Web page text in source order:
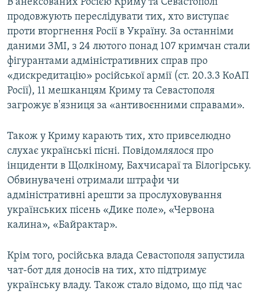
В анексованих Росією Криму та Севастополі
продовжують переслідувати тих, хто виступає
проти вторгнення Росії в Україну. За останніми
даними ЗМІ, з 24 лютого понад 107 кримчан стали
фігурантами адміністративних справ про
«дискредитацію» російської армії (ст. 20.3.3 КоАП
Росії), 11 мешканцям Криму та Севастополя
загрожує в'язниця за «антивоєнними справами».
Також у Криму карають тих, хто привселюдно
слухає українські пісні. Повідомлялося про
інциденти в Щолкіному, Бахчисараї та Білогірську.
Обвинувачені отримали штрафи чи
адміністративні арешти за прослуховування
українських пісень «Дике поле», «Червона
калина», «Байрактар».
Крім того, російська влада Севастополя запустила
чат-бот для доносів на тих, хто підтримує
українську владу. Також стало відомо, що під час